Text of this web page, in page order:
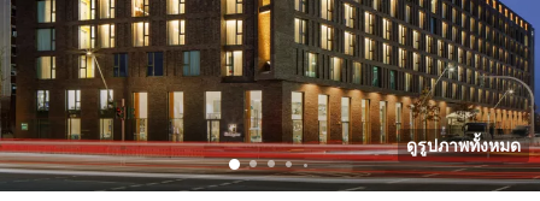
ดูรูปภาพทั้งหมด